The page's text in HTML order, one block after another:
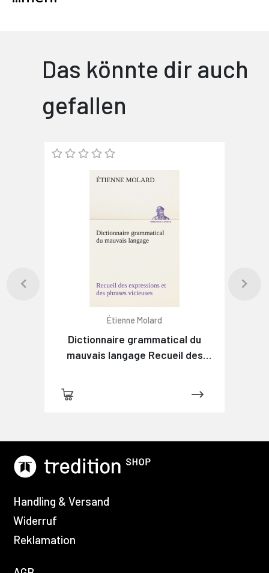
Das könnte dir auch
gefallen
Étienne Molard
Dictionnaire grammatical du
mauvais langage Recueil des
vicieuses usitées en France, et
Handling & Versand
Widerruf
Reklamation